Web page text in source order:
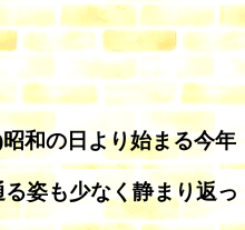
和の日より始まる今年
姿も少なく静まり返っ